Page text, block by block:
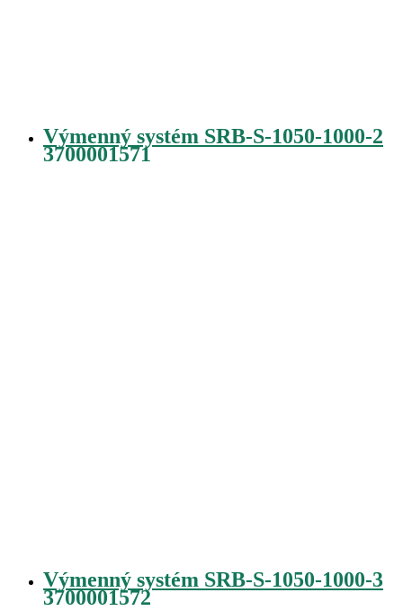
Výmenný systém SRB-S-1050-1000-2
3700001571
Výmenný systém SRB-S-1050-1000-3
3700001572